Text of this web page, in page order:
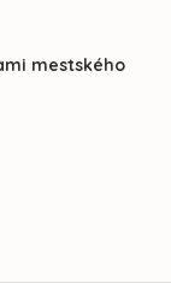
mestského